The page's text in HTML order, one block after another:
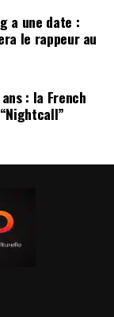
a une date :
le rappeur au
: la French